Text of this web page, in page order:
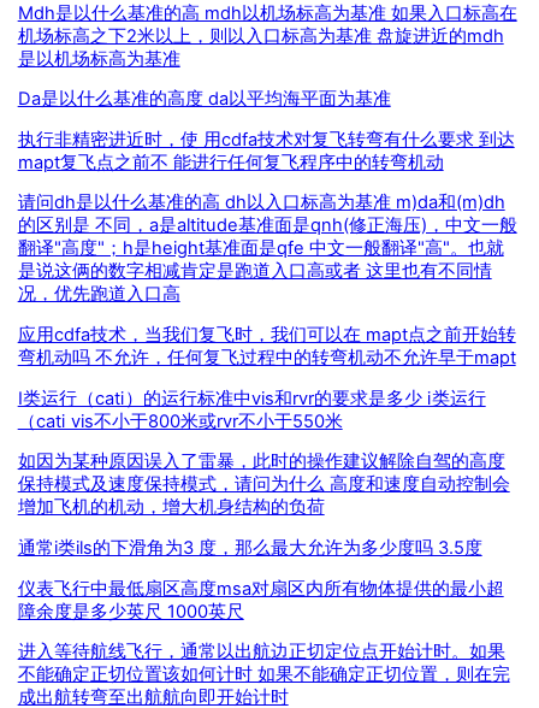
Mdh是以什么基准的高 mdh以机场标高为基准 如果入口标高在
机场标高之下2米以上，则以入口标高为基准 盘旋进近的mdh
是以机场标高为基准
Da是以什么基准的高度 da以平均海平面为基准
执行非精密进近时，使 用cdfa技术对复飞转弯有什么要求 到达
mapt复飞点之前不 能进行任何复飞程序中的转弯机动
请问dh是以什么基准的高 dh以入口标高为基准 m)da和(m)dh
的区别是 不同，a是altitude基准面是qnh(修正海压)，中文一般
翻译"高度"；h是height基准面是qfe 中文一般翻译"高"。也就
是说这俩的数字相减肯定是跑道入口高或者 这里也有不同情
况，优先跑道入口高
应用cdfa技术，当我们复飞时，我们可以在 mapt点之前开始转
弯机动吗 不允许，任何复飞过程中的转弯机动不允许早于mapt
Ⅰ类运行（catⅰ）的运行标准中vis和rvr的要求是多少 ⅰ类运行
（catⅰ vis不小于800米或rvr不小于550米
如因为某种原因误入了雷暴，此时的操作建议解除自驾的高度
保持模式及速度保持模式，请问为什么 高度和速度自动控制会
增加飞机的机动，增大机身结构的负荷
通常i类ils的下滑角为3 度，那么最大允许为多少度吗 3.5度
仪表飞行中最低扇区高度msa对扇区内所有物体提供的最小超
障余度是多少英尺 1000英尺
进入等待航线飞行，通常以出航边正切定位点开始计时。如果
不能确定正切位置该如何计时 如果不能确定正切位置，则在完
成出航转弯至出航航向即开始计时